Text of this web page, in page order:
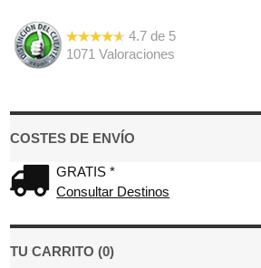
4.7 de 5
1071
Valoraciones
COSTES DE ENVÍO
GRATIS *
Consultar Destinos
TU CARRITO (0)